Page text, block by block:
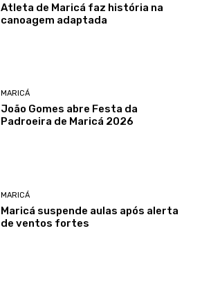
Atleta de Maricá faz história na
canoagem adaptada
MARICÁ
João Gomes abre Festa da
Padroeira de Maricá 2026
MARICÁ
Maricá suspende aulas após alerta
de ventos fortes